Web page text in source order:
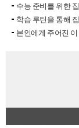
수능 준비를 위한
학습 루틴을 통해
본인에게 주어진